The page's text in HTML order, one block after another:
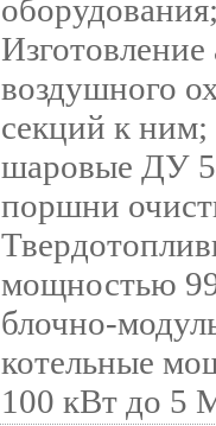
Изготовление
воздушного
секций к
шаровые ДУ
поршни
мощностью
блочно-
котельные
100 кВт до 5